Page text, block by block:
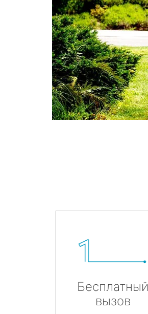
Бесплатный
вызов